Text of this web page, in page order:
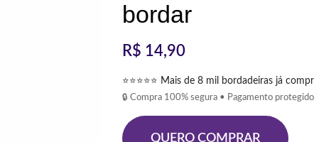
bordar
R$ 14,90
⭐⭐⭐⭐⭐ Mais de 8 mil bordadeiras já
🔒 Compra 100% segura • Pagamento
QUERO COMPRAR